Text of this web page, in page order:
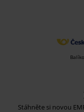
Stáhněte si novou